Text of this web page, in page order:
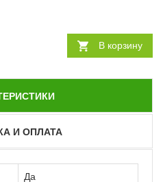
В корзину
И ОПЛАТА
Да